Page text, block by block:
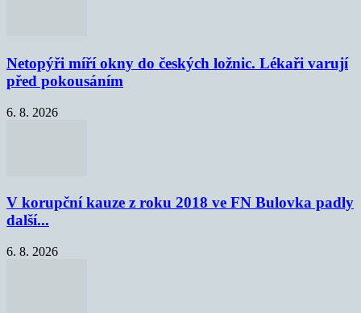
Netopýři míří okny do českých ložnic. Lékaři varují
před pokousáním
6. 8. 2026
V korupční kauze z roku 2018 ve FN Bulovka padly
další...
6. 8. 2026